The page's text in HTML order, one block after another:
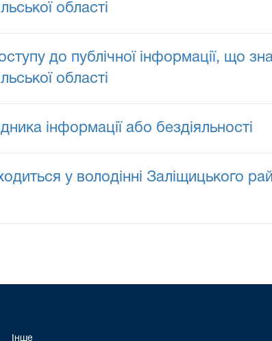
області
до публічної інформації, що
області
інформації або бездіяльності
у володінні Заліщицького
Інше